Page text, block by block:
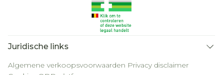
Juridische links
Algemene verkoopsvoorwaarden Privacy disclaimer